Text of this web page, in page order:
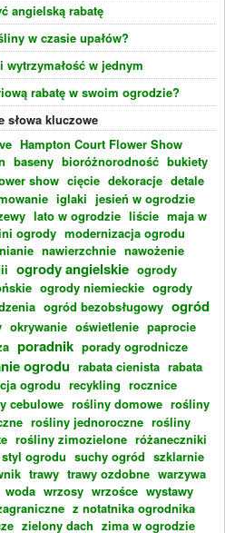
angielską rabatę
w czasie upałów?
w jednym
rabatę w swoim ogrodzie?
słowa kluczowe
Hampton Court Flower Show
baseny bioróżnorodność bukiety
show cięcie dekoracje detale
iglaki jesień w ogrodzie
lato w ogrodzie liście maja w
ogrody modernizacja ogrodu
nawierzchnie nawożenie
ogrody angielskie ogrody
ogrody niemieckie ogrody
ogród bezobsługowy ogród
okrywanie oświetlenie paprocie
poradnik porady ogrodnicze
ogrodu rabata cienista rabata
ogrodu recykling rocznice
cebulowe rośliny domowe rośliny
rośliny jednoroczne rośliny
rośliny zimozielone różaneczniki
styl ogrodu suchy ogród szklarnie
trawy trawy ozdobne warzywa
woda wrzosy wrzośce wystawy
z notatnika ogrodnika
zielony dach zima w ogrodzie